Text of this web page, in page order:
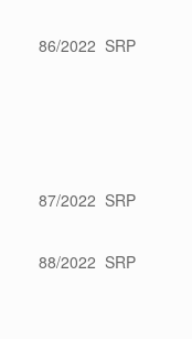
86/2022 SRP
87/2022 SRP
88/2022 SRP